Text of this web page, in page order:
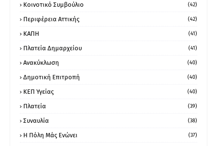
Κοινοτικό Συμβούλιο (42)
Περιφέρεια Αττικής (42)
ΚΑΠΗ (41)
Πλατεία Δημαρχείου (41)
Ανακύκλωση (40)
Δημοτική Επιτροπή (40)
ΚΕΠ Υγείας (40)
Πλατεία (39)
Συναυλία (38)
Η Πόλη Μάς Ενώνει (37)